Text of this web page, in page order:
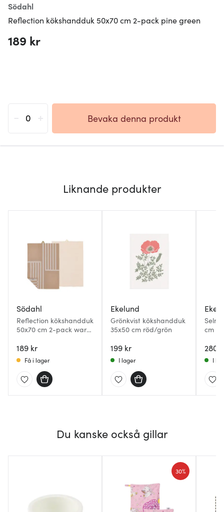
Södahl
Reflection kökshandduk 50x70 cm 2-pack pine green
189 kr
Bevaka denna produkt
Liknande produkter
Södahl
Reflection kökshandduk
50x70 cm 2-pack warm
189 kr
Få i lager
Ekelund
Grönkvist kökshandduk
35x50 cm röd/grön
199 kr
I lager
cm
280
I
Du kanske också gillar
30%